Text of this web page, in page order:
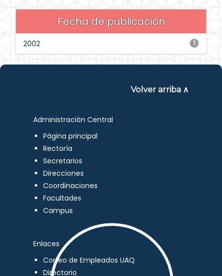
Fecha de publicación
1
2002
Volver arriba ∧
Administración Central
Página principal
Rectoría
Secretarios
Direcciones
Coordinaciones
Facultades
Campus
Enlaces
Correo de Empleados UAQ
Directorio